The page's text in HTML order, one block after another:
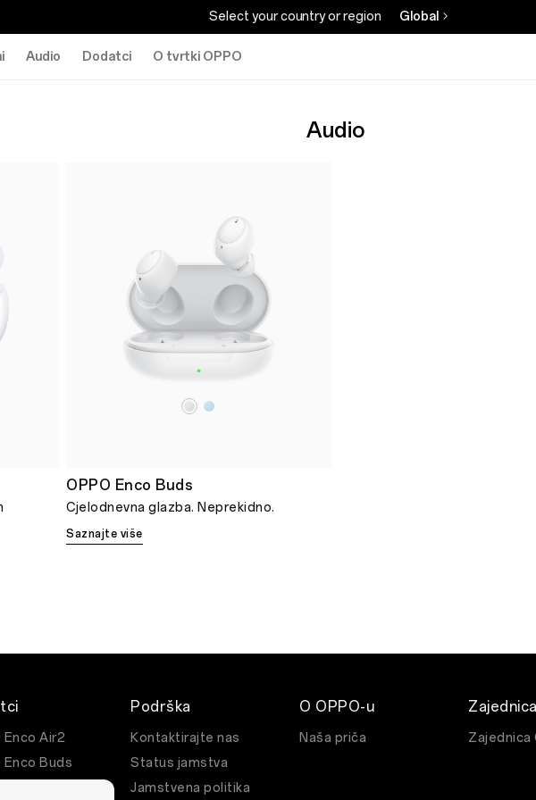
Select your country or region Global
Audio Dodatci O tvrtki OPPO
Audio
OPPO Enco Buds
Cjelodnevna glazba. Neprekidno.
Saznajte više
Enco Air2
Enco Buds
Podrška
Kontaktirajte nas
Status jamstva
Jamstvena politika
O OPPO-u
Naša priča Zajednica